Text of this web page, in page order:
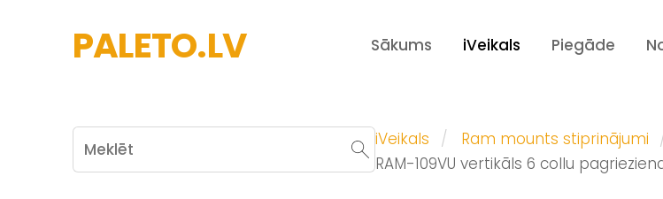
PALETO.LV Sākums iVeikals Piegāde
iVeikals
Ram mounts stiprinājumi
RAM-109VU vertikāls 6 collu